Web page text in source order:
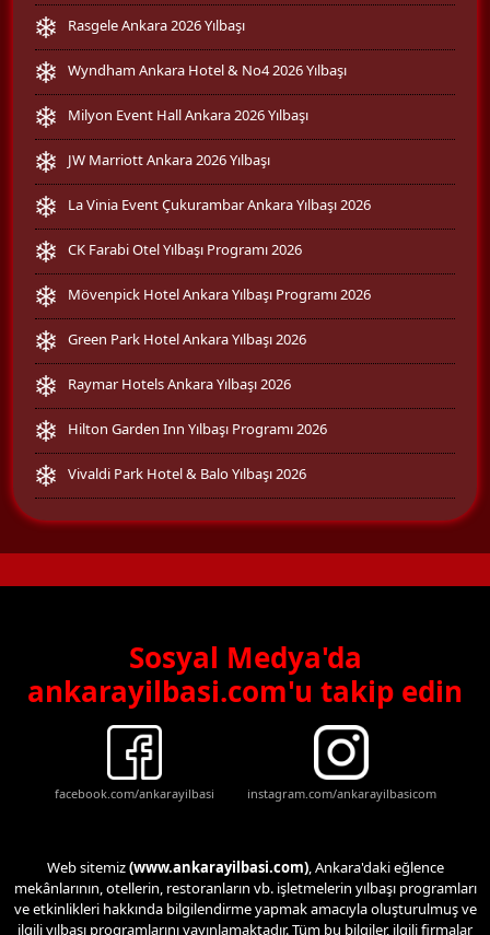
Rasgele Ankara 2026 Yılbaşı
Wyndham Ankara Hotel & No4 2026 Yılbaşı
Milyon Event Hall Ankara 2026 Yılbaşı
JW Marriott Ankara 2026 Yılbaşı
La Vinia Event Çukurambar Ankara Yılbaşı 2026
CK Farabi Otel Yılbaşı Programı 2026
Mövenpick Hotel Ankara Yılbaşı Programı 2026
Green Park Hotel Ankara Yılbaşı 2026
Raymar Hotels Ankara Yılbaşı 2026
Hilton Garden Inn Yılbaşı Programı 2026
Vivaldi Park Hotel & Balo Yılbaşı 2026
Sosyal Medya'da
ankarayilbasi.com'u takip edin
facebook.com/ankarayilbasi instagram.com/ankarayilbasicom
Web sitemiz(www.ankarayilbasi.com), Ankara'daki eğlence
mekânlarının, otellerin, restoranların vb. işletmelerin yılbaşı programları
ve etkinlikleri hakkında bilgilendirme yapmak amacıyla oluşturulmuş ve
ilgili yılbaşı programlarını yayınlamaktadır. Tüm bu bilgiler, ilgili firmalar